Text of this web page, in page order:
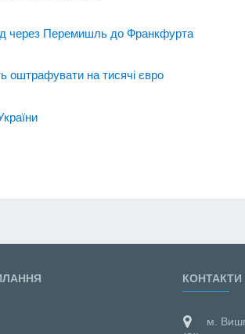
через Перемишль до Франкфурта
оштрафувати на тисячі євро
КОНТАКТИ
м.